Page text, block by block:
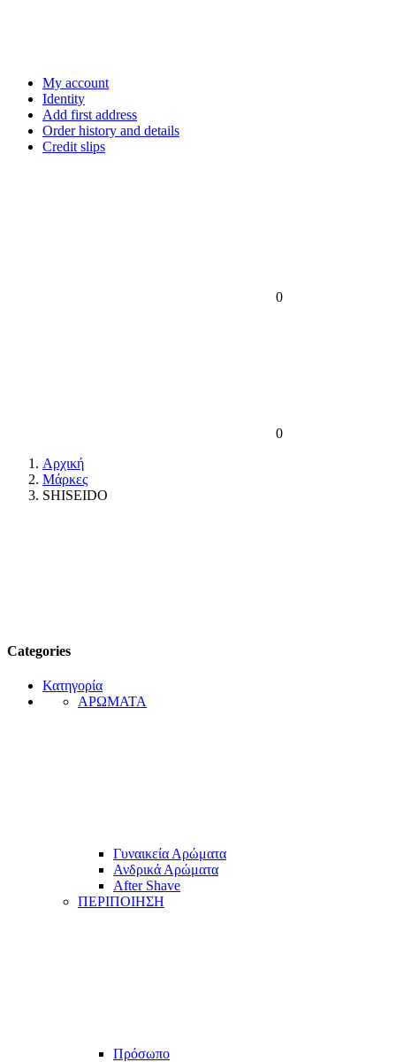
My account
Identity
Add first address
Order history and details
Credit slips
0
0
Αρχική
Μάρκες
SHISEIDO
Categories
Κατηγορία
ΑΡΩΜΑΤΑ
Γυναικεία Αρώματα
Ανδρικά Αρώματα
After Shave
ΠΕΡΙΠΟΙΗΣΗ
Πρόσωπο